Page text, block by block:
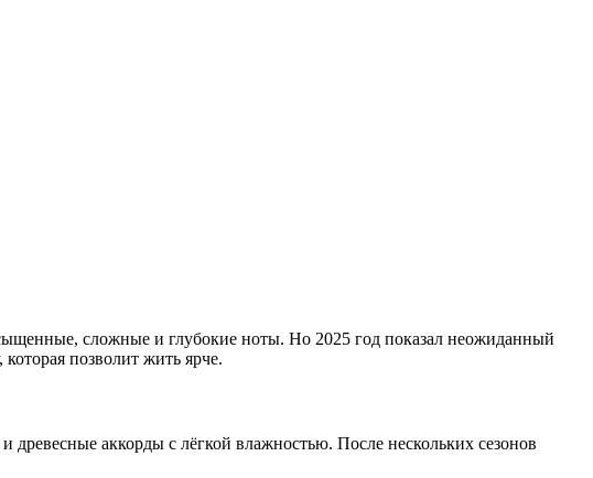
сложные и глубокие ноты. Но 2025 год показал неожиданный
позволит жить ярче.
аккорды с лёгкой влажностью. После нескольких сезонов